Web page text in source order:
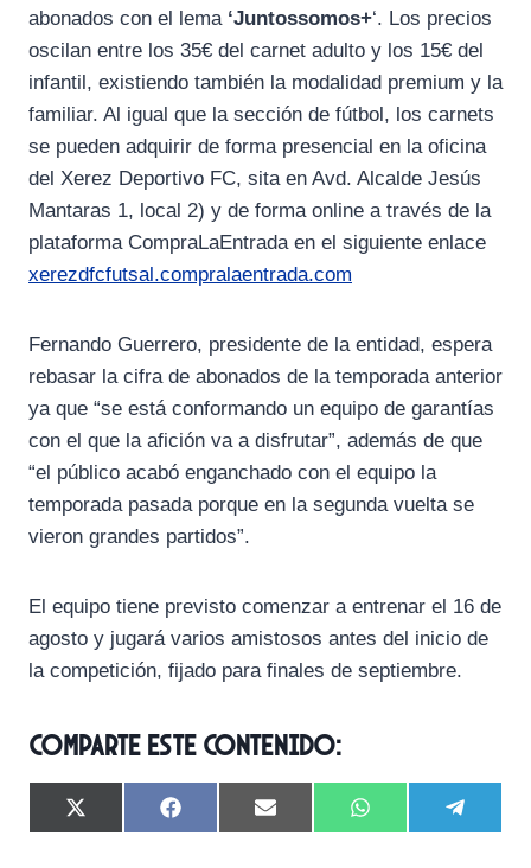
abonados con el lema‘Juntossomos+‘. Los precios
oscilan entre los 35€ del carnet adulto y los 15€ del
infantil, existiendo también la modalidad premium y la
familiar. Al igual que la sección de fútbol, los carnets
se pueden adquirir de forma presencial en la oficina
del Xerez Deportivo FC, sita en Avd. Alcalde Jesús
Mantaras 1, local 2) y de forma online a través de la
plataforma CompraLaEntrada en el siguiente enlace
xerezdfcfutsal.compralaentrada.com
Fernando Guerrero, presidente de la entidad, espera
rebasar la cifra de abonados de la temporada anterior
ya que “se está conformando un equipo de garantías
con el que la afición va a disfrutar”, además de que
“el público acabó enganchado con el equipo la
temporada pasada porque en la segunda vuelta se
vieron grandes partidos”.
El equipo tiene previsto comenzar a entrenar el 16 de
agosto y jugará varios amistosos antes del inicio de
la competición, fijado para finales de septiembre.
Comparte este contenido:
C
o
X
(
C
o
F
a
C
o
E
m
C
o
W
h
C
o
e